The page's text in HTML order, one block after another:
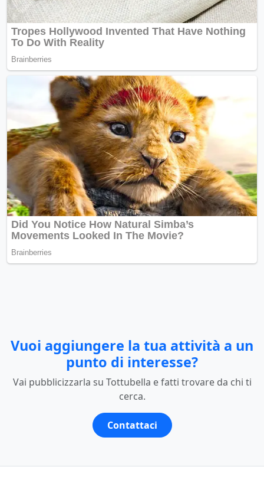
Vuoi aggiungere la tua attività a un
punto di interesse?
Vai pubblicizzarla su Tottubella e fatti trovare da chi ti
cerca.
Contattaci